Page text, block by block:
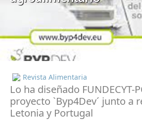
Revista Alimentaria
Lo ha diseñado FUNDECYT-
proyecto `Byp4Dev´ junto a
Letonia y Portugal